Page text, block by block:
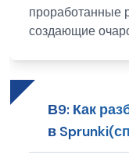
проработанные
создающие
В9: Как
в